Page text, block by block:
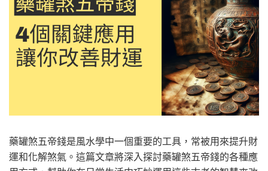
藥罐煞五帝錢是風水學中一個重要的工具，常被用來提升財
運和化解煞氣。這篇文章將深入探討藥罐煞五帝錢的各種應